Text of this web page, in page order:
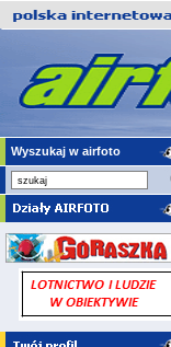
Wyszukaj w airfoto